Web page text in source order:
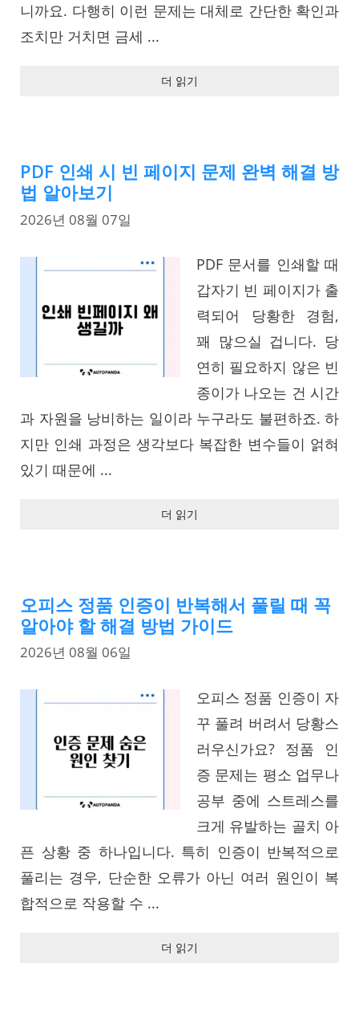
니까요. 다행히 이런 문제는 대체로 간단한 확인과
조치만 거치면 금세 ...
더 읽기
PDF 인쇄 시 빈 페이지 문제 완벽 해결 방
법 알아보기
2026년 08월 07일
PDF 문서를 인쇄할 때
갑자기 빈 페이지가 출
력되어 당황한 경험,
꽤 많으실 겁니다. 당
연히 필요하지 않은 빈
종이가 나오는 건 시간
과 자원을 낭비하는 일이라 누구라도 불편하죠. 하
지만 인쇄 과정은 생각보다 복잡한 변수들이 얽혀
있기 때문에 ...
더 읽기
오피스 정품 인증이 반복해서 풀릴 때 꼭
알아야 할 해결 방법 가이드
2026년 08월 06일
오피스 정품 인증이 자
꾸 풀려 버려서 당황스
러우신가요? 정품 인
증 문제는 평소 업무나
공부 중에 스트레스를
크게 유발하는 골치 아
픈 상황 중 하나입니다. 특히 인증이 반복적으로
풀리는 경우, 단순한 오류가 아닌 여러 원인이 복
합적으로 작용할 수 ...
더 읽기